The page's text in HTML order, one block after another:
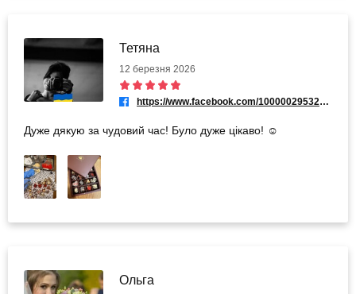
Тетяна
12 березня 2026
https://www.facebook.com/100000295328271
Дуже дякую за чудовий час! Було дуже цікаво! ☺️
Ольга